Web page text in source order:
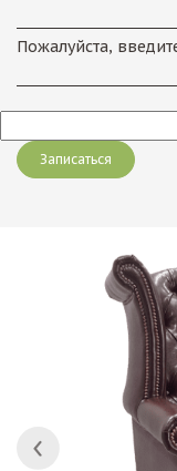
Пожалуйста,